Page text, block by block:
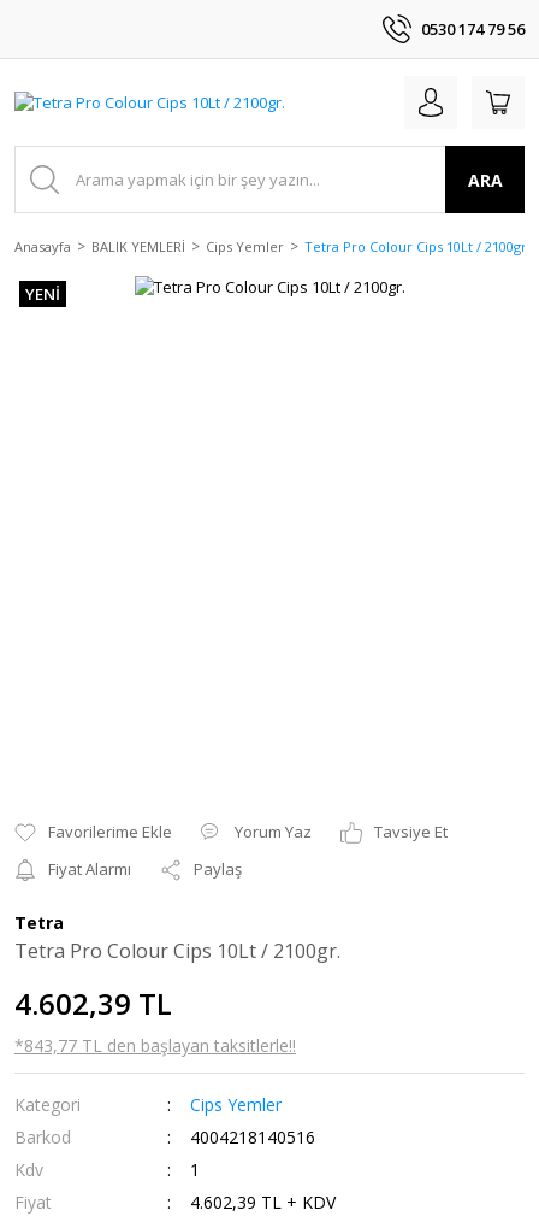
0530 174 79 56
ARA
Anasayfa BALIK YEMLERİ Cips Yemler Tetra Pro Colour Cips 10Lt / 2100gr.
YENİ
Yorum Yaz
Tavsiye Et
Fiyat Alarmı
Paylaş
Tetra
Tetra Pro Colour Cips 10Lt / 2100gr.
4.602,39 TL
*843,77 TL den başlayan taksitlerle!!
Kategori
Cips Yemler
Barkod
4004218140516
Kdv
1
Fiyat
4.602,39 TL + KDV